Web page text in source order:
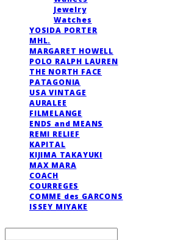
Jewelry
Watches
YOSIDA PORTER
MHL.
MARGARET HOWELL
POLO RALPH LAUREN
THE NORTH FACE
PATAGONIA
USA VINTAGE
AURALEE
FILMELANGE
ENDS and MEANS
REMI RELIEF
KAPITAL
KIJIMA TAKAYUKI
MAX MARA
COACH
COURREGES
COMME des GARCONS
ISSEY MIYAKE